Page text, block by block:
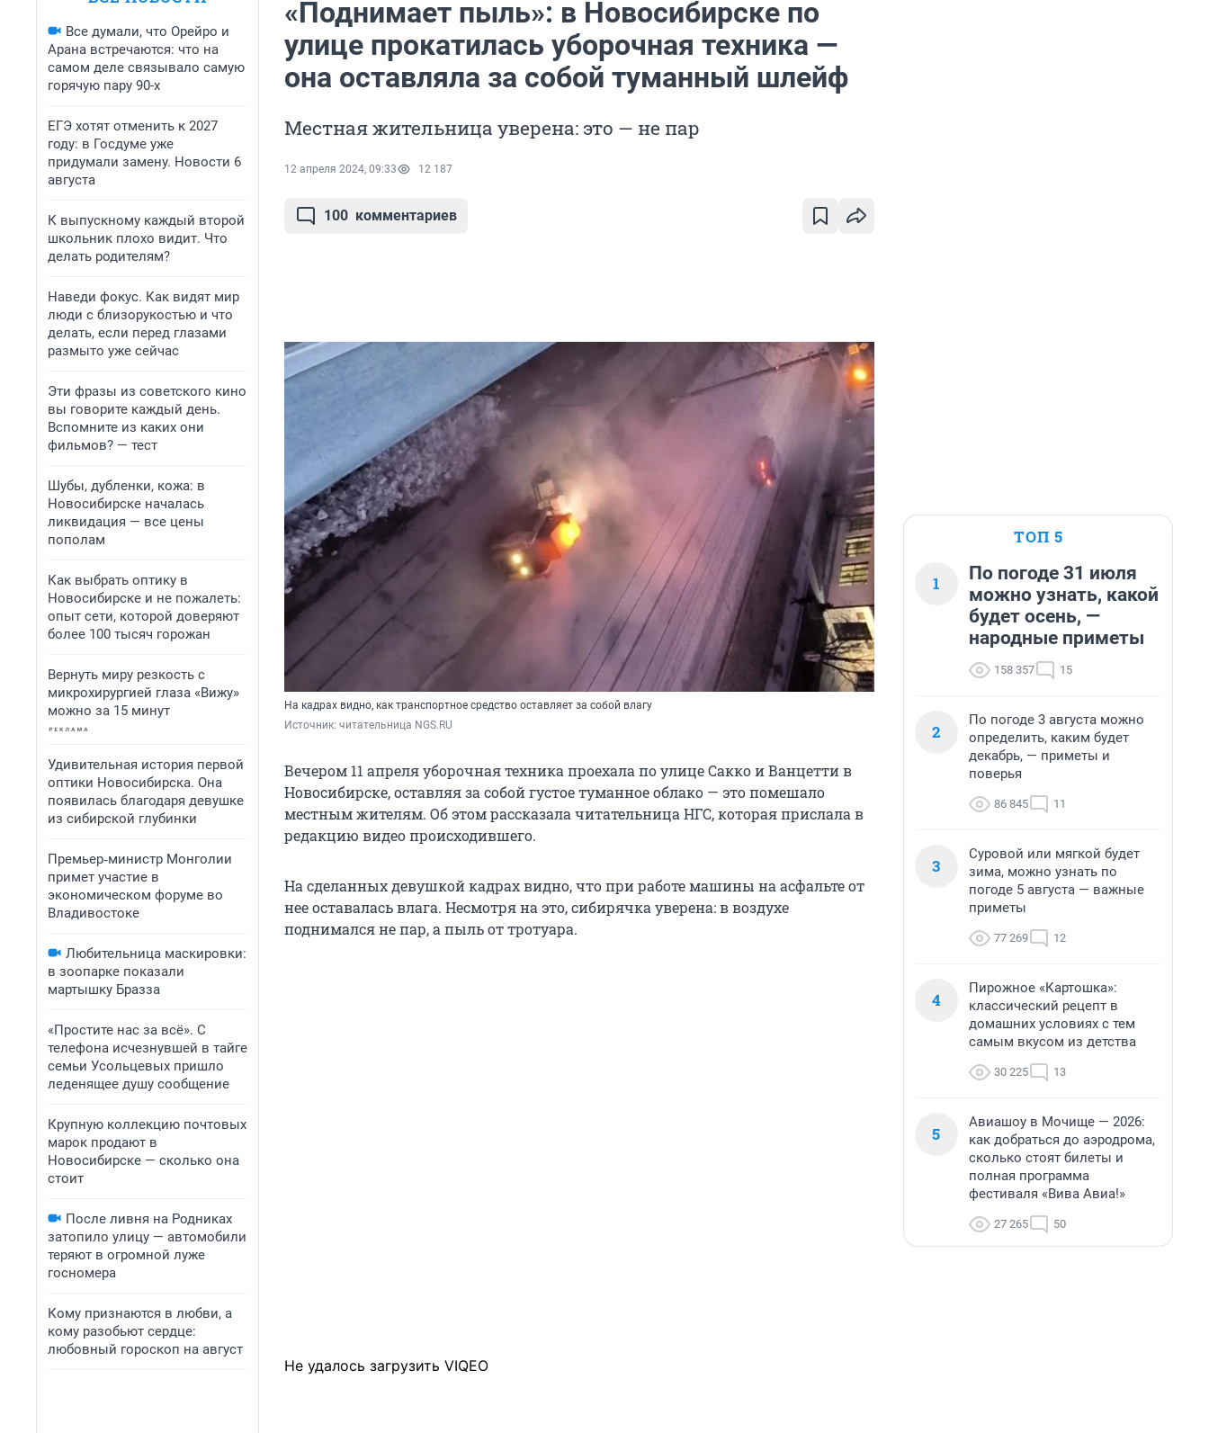
Все думали, что Орейро и
Арана встречаются: что на
самом деле связывало самую
горячую пару 90-х
ЕГЭ хотят отменить к 2027
году: в Госдуме уже
придумали замену. Новости 6
августа
К выпускному каждый второй
школьник плохо видит. Что
делать родителям?
Наведи фокус. Как видят мир
люди с близорукостью и что
делать, если перед глазами
размыто уже сейчас
Эти фразы из советского кино
вы говорите каждый день.
Вспомните из каких они
фильмов? — тест
Шубы, дубленки, кожа: в
Новосибирске началась
ликвидация — все цены
пополам
Как выбрать оптику в
Новосибирске и не пожалеть:
опыт сети, которой доверяют
более 100 тысяч горожан
Вернуть миру резкость с
микрохирургией глаза «Вижу»
можно за 15 минут
Удивительная история первой
оптики Новосибирска. Она
появилась благодаря девушке
из сибирской глубинки
Премьер‑министр Монголии
примет участие в
экономическом форуме во
Владивостоке
Любительница маскировки:
в зоопарке показали
мартышку Бразза
«Простите нас за всё». С
телефона исчезнувшей в тайге
семьи Усольцевых пришло
леденящее душу сообщение
Крупную коллекцию почтовых
марок продают в
Новосибирске — сколько она
стоит
После ливня на Родниках
затопило улицу — автомобили
теряют в огромной луже
госномера
Кому признаются в любви, а
кому разобьют сердце:
любовный гороскоп на август
«Поднимает пыль»: в Новосибирске по
улице прокатилась уборочная техника —
она оставляла за собой туманный шлейф
Местная жительница уверена: это — не пар
12 апреля 2024, 09:33 12 187
100 комментариев
На кадрах видно, как транспортное средство оставляет за собой влагу
Источник: читательница NGS.RU
Вечером 11 апреля уборочная техника проехала по улице Сакко и Ванцетти в
Новосибирске, оставляя за собой густое туманное облако — это помешало
местным жителям. Об этом рассказала читательница НГС, которая прислала в
редакцию видео происходившего.
На сделанных девушкой кадрах видно, что при работе машины на асфальте от
нее оставалась влага. Несмотря на это, сибирячка уверена: в воздухе
поднимался не пар, а пыль от тротуара.
Не удалось загрузить VIQEO
ТОП 5
1
По погоде 31 июля
можно узнать, какой
будет осень, —
народные приметы
158 357 15
2
По погоде 3 августа можно
определить, каким будет
декабрь, — приметы и
поверья
86 845 11
3
Суровой или мягкой будет
зима, можно узнать по
погоде 5 августа — важные
приметы
77 269 12
4
Пирожное «Картошка»:
классический рецепт в
домашних условиях с тем
самым вкусом из детства
30 225 13
5
Авиашоу в Мочище — 2026:
как добраться до аэродрома,
сколько стоят билеты и
полная программа
фестиваля «Вива Авиа!»
27 265 50